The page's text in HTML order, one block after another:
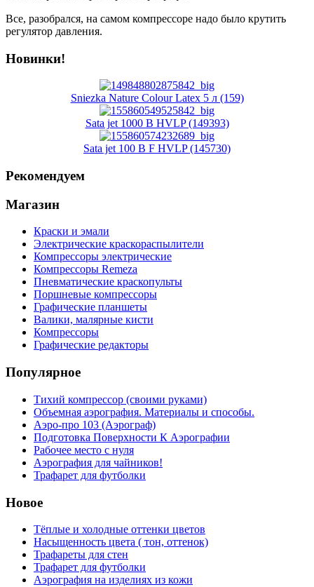
Все, разобрался, на самом компрессоре надо было крутить
регулятор давления.
Новинки!
Sniezka Nature Colour Latex 5 л (159)
Sata jet 1000 B HVLP (149393)
Sata jet 100 B F HVLP (145730)
Рекомендуем
Магазин
Краски и эмали
Электрические краскораспылители
Компрессоры электрические
Компрессоры Remeza
Пневматические краскопульты
Поршневые компрессоры
Графические планшеты
Валики, малярные кисти
Компрессоры
Графические редакторы
Популярное
Тихий компрессор (своими руками)
Объемная аэрография. Материалы и способы.
Аэро-про 103 (Аэрограф)
Подготовка Поверхности К Аэрографии
Рабочее место с нуля
Аэрография для чайников!
Трафарет для футболки
Новое
Тёплые и холодные оттенки цветов
Насыщенность цвета ( тон, оттенок)
Трафареты для стен
Трафарет для футболки
Аэрография на изделиях из кожи